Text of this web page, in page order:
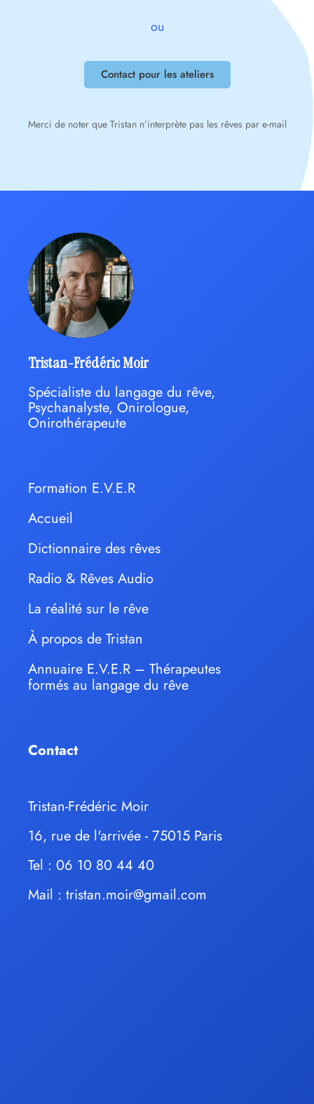
ou
Contact pour les ateliers
Merci de noter que Tristan n’interprète pas les rêves par e-mail
Tristan-Frédéric Moir
Spécialiste du langage du rêve,
Psychanalyste, Onirologue,
Onirothérapeute
Formation E.V.E.R
Accueil
Dictionnaire des rêves
Radio & Rêves Audio
La réalité sur le rêve
À propos de Tristan
Annuaire E.V.E.R – Thérapeutes
formés au langage du rêve
Contact
Tristan-Frédéric Moir
16, rue de l'arrivée - 75015 Paris
Tel : 06 10 80 44 40
Mail : tristan.moir@gmail.com